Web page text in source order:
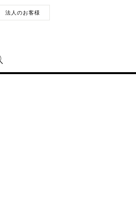
法人のお客様